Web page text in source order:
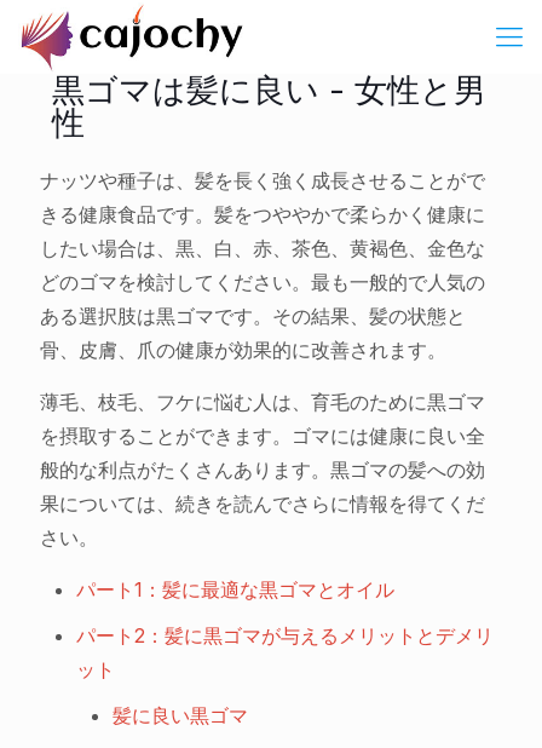
黒ゴマは髪に良い - 女性と男
性
ナッツや種子は、髪を長く強く成長させることがで
きる健康食品です。髪をつややかで柔らかく健康に
したい場合は、黒、白、赤、茶色、黄褐色、金色な
どのゴマを検討してください。最も一般的で人気の
ある選択肢は黒ゴマです。その結果、髪の状態と
骨、皮膚、爪の健康が効果的に改善されます。
薄毛、枝毛、フケに悩む人は、育毛のために黒ゴマ
を摂取することができます。ゴマには健康に良い全
般的な利点がたくさんあります。黒ゴマの髪への効
果については、続きを読んでさらに情報を得てくだ
さい。
パート1：髪に最適な黒ゴマとオイル
パート2：髪に黒ゴマが与えるメリットとデメリ
ット
髪に良い黒ゴマ